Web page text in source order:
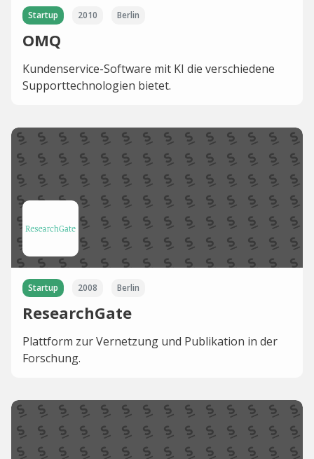
Startup 2010 Berlin
OMQ
Kundenservice-Software mit KI die verschiedene
Supporttechnologien bietet.
Startup 2008 Berlin
ResearchGate
Plattform zur Vernetzung und Publikation in der
Forschung.